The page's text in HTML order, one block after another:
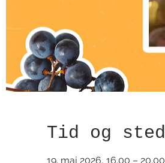
Tid og sted
19. maj 2026, 16.00 – 20.00